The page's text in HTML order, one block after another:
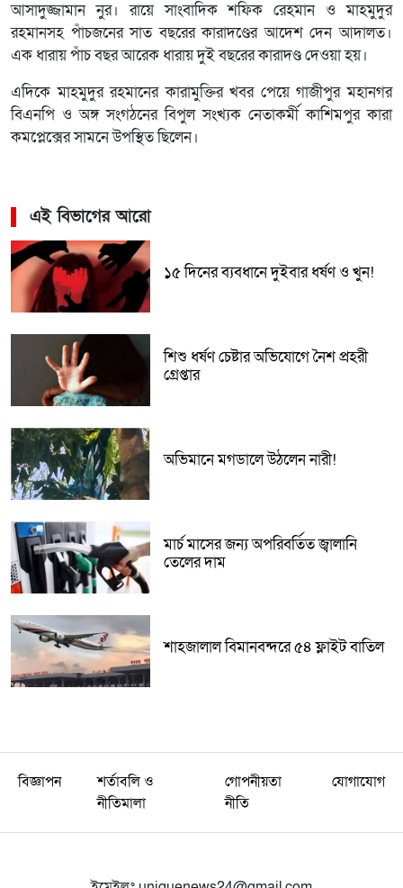
আসাদুজ্জামান নুর। রায়ে সাংবাদিক শফিক রেহমান ও মাহমুদুর
রহমানসহ পাঁচজনের সাত বছরের কারাদণ্ডের আদেশ দেন আদালত।
এক ধারায় পাঁচ বছর আরেক ধারায় দুই বছরের কারাদণ্ড দেওয়া হয়।
এদিকে মাহমুদুর রহমানের কারামুক্তির খবর পেয়ে গাজীপুর মহানগর
বিএনপি ও অঙ্গ সংগঠনের বিপুল সংখ্যক নেতাকর্মী কাশিমপুর কারা
কমপ্লেক্সের সামনে উপস্থিত ছিলেন।
এই বিভাগের আরো
১৫ দিনের ব্যবধানে দুইবার ধর্ষণ ও খুন!
শিশু ধর্ষণ চেষ্টার অভিযোগে নৈশ প্রহরী
গ্রেপ্তার
অভিমানে মগডালে উঠলেন নারী!
মার্চ মাসের জন্য অপরিবর্তিত জ্বালানি
তেলের দাম
শাহজালাল বিমানবন্দরে ৫৪ ফ্লাইট বাতিল
বিজ্ঞাপন
শর্তাবলি ও
নীতিমালা
গোপনীয়তা
নীতি
যোগাযোগ